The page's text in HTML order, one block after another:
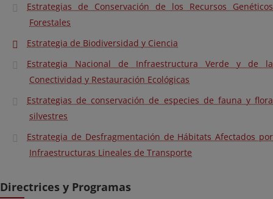
Estrategias de Conservación de los Recursos Genéticos
Forestales
Estrategia de Biodiversidad y Ciencia
Estrategia Nacional de Infraestructura Verde y de la
Conectividad y Restauración Ecológicas
Estrategias de conservación de especies de fauna y flora
silvestres
Estrategia de Desfragmentación de Hábitats Afectados por
Infraestructuras Lineales de Transporte
Directrices y Programas